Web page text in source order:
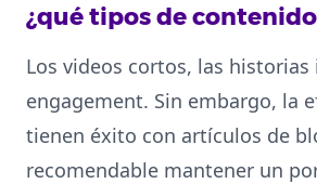
¿qué tipos de
Los videos cortos, las
engagement. Sin embargo, la
tienen éxito con artículos de
recomendable mantener un